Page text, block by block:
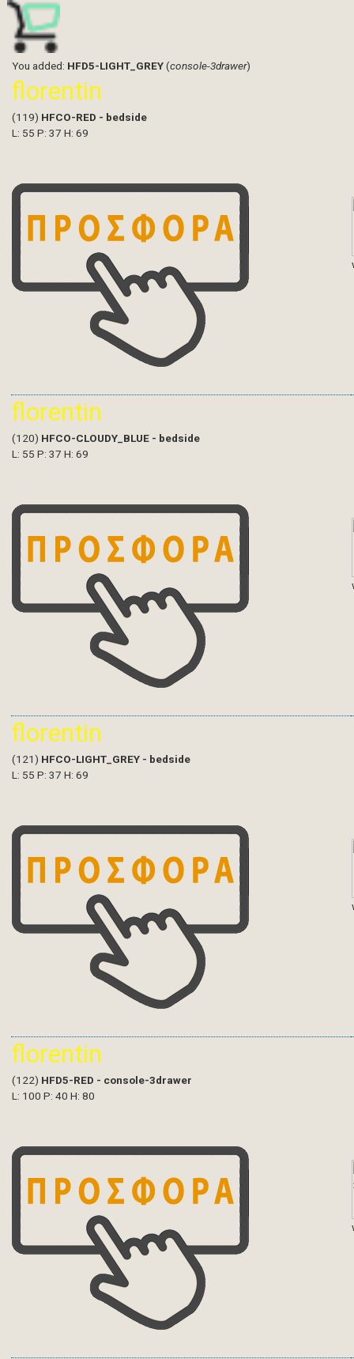
You added: HFD5-LIGHT_GREY(console-3drawer)
florentin
(119) HFCO-RED - bedside
L: 55 P: 37 H: 69
florentin
(120) HFCO-CLOUDY_BLUE - bedside
L: 55 P: 37 H: 69
florentin
(121) HFCO-LIGHT_GREY - bedside
L: 55 P: 37 H: 69
florentin
(122) HFD5-RED - console-3drawer
L: 100 P: 40 H: 80